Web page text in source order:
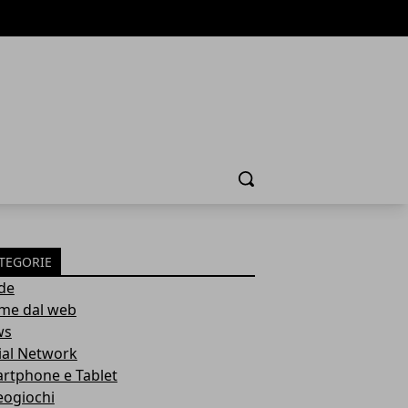
Cerca
dal web
Network
e Tablet